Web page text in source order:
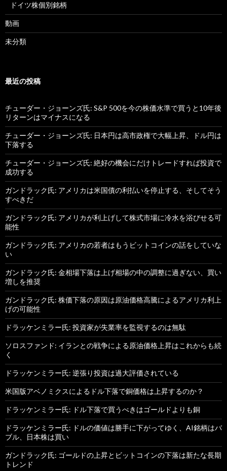
ドイツ株個別銘柄
動画
未分類
最近の投稿
チューダー・ジョーンズ氏: S&P 500を今の株価水準で買うと10年後
リターンはマイナスになる
チューダー・ジョーンズ氏: 日本円は高市政権で大幅上昇、ドル円は
下落する
チューダー・ジョーンズ氏: 絶好の機会にだけトレードすれば投資で
成功する
ガンドラック氏: アメリカは米国債の利払いを停止する、そしてそう
すべきだ
ガンドラック氏: アメリカが利上げして株式市場に冷水を浴びせる可
能性
ガンドラック氏: アメリカの若者はもうビットコインの話をしていな
い
ガンドラック氏: 金相場下落は上げ相場の中の調整に過ぎない、買い
増しを推奨
ガンドラック氏: 株価下落の原因は原油価格高騰によるアメリカ利上
げの可能性
ドラッケンミラー氏: 投資家が失業率を監視するのは無駄
ソロスファンド: イランとの戦争による原油価格上昇はこれからも続
く
ドラッケンミラー氏: 逆張り投資は過大評価されている
米国版アベノミクスによるドル下落で銅価格は上昇するのか？
ドラッケンミラー氏: ドル下落で買うべきはゴールドよりも銅
ドラッケンミラー氏: ドルの価値は勝手に下がってゆく、AI銘柄はバ
ブル、日本株は買い
ガンドラック氏: ゴールドの上昇とビットコインの下落は新たな長期
トレンド